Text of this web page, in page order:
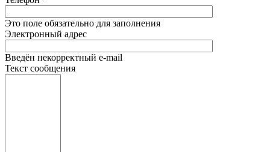
Это поле обязательно для заполнения
Электронный адрес
Введён некорректный e-mail
Текст сообщения